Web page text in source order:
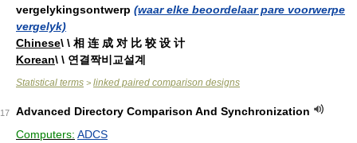
vergelykingsontwerp (waar elke beoordelaar pare voorwerpe
vergelyk)
Chinese\ \ 相 连 成 对 比 较 设 计
Korean\ \ 연결짝비교설계
Statistical terms > linked paired comparison designs
17
Advanced Directory Comparison And Synchronization
Computers: ADCS